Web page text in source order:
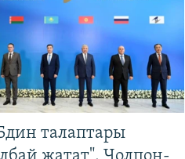
талаптары